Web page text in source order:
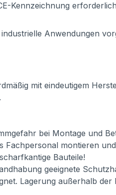
Kennzeichnung erforderlich
Anwendungen
mit eindeutigem
bei Montage und
Fachpersonal montieren
Bauteile!
geeignete
Lagerung außerhalb der